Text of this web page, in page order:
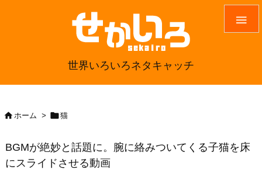
世界いろいろネタキャッチ

ホーム > 猫
BGMが絶妙と話題に。腕に絡みついてくる子猫を床
にスライドさせる動画